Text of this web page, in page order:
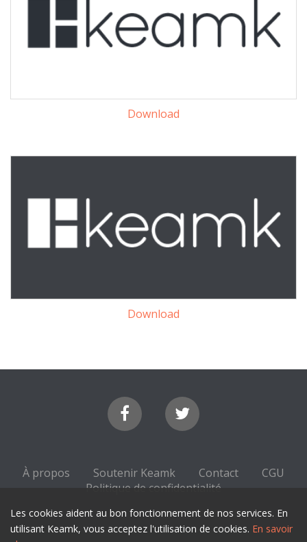
Download
Download
À propos Soutenir Keamk Contact
CGU
Politique de confidentialité
Les cookies aident au bon fonctionnement de nos services. En
utilisant Keamk, vous acceptez l'utilisation de cookies. En savoir